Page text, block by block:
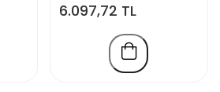
6.097,72 TL